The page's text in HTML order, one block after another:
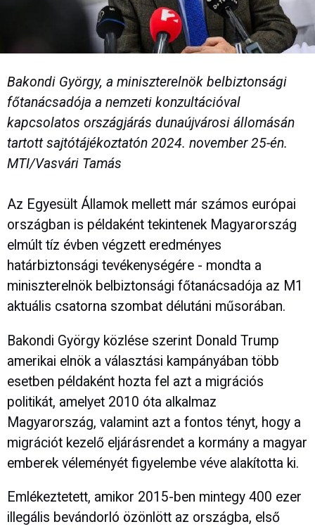
Bakondi György, a miniszterelnök belbiztonsági
főtanácsadója a nemzeti konzultációval
kapcsolatos országjárás dunaújvárosi állomásán
tartott sajtótájékoztatón 2024. november 25-én.
MTI/Vasvári Tamás
Az Egyesült Államok mellett már számos európai
országban is példaként tekintenek Magyarország
elmúlt tíz évben végzett eredményes
határbiztonsági tevékenységére - mondta a
miniszterelnök belbiztonsági főtanácsadója az M1
aktuális csatorna szombat délutáni műsorában.
Bakondi György közlése szerint Donald Trump
amerikai elnök a választási kampányában több
esetben példaként hozta fel azt a migrációs
politikát, amelyet 2010 óta alkalmaz
Magyarország, valamint azt a fontos tényt, hogy a
migrációt kezelő eljárásrendet a kormány a magyar
emberek véleményét figyelembe véve alakította ki.
Emlékeztetett, amikor 2015-ben mintegy 400 ezer
illegális bevándorló özönlött az országba, első